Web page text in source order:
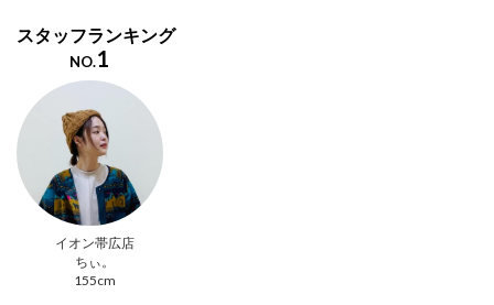
スタッフランキング
NO.1
イオン帯広店
ちぃ。
155cm